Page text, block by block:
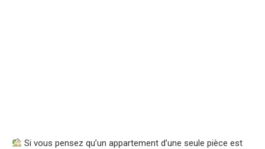
Si vous pensez qu’un appartement d’une seule pièce est